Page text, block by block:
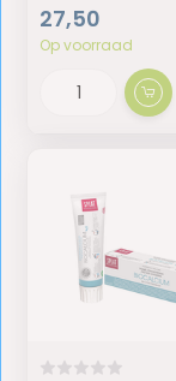
27,50
Op voorraad